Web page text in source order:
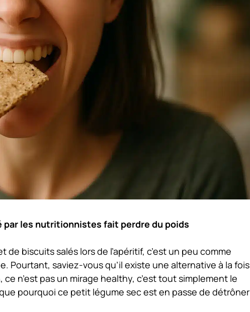
par les nutritionnistes fait perdre du poids
biscuits salés lors de l’apéritif, c’est un peu comme
Pourtant, saviez-vous qu’il existe une alternative à la fois
n’est pas un mirage healthy, c’est tout simplement le
pourquoi ce petit légume sec est en passe de détrôner